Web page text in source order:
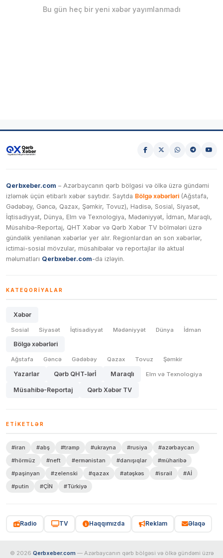
Bu gün heç bir yeni xəbər yayımlanmadı
Qerbxeber.com – Azərbaycanın qərb bölgəsi və ölkə üzrə gündəmi
izləmək üçün etibarlı xəbər saytıdır. Saytda Bölgə xəbərləri (Ağstafa,
Gədəbəy, Gəncə, Qazax, Şəmkir, Tovuz), Hadisə, Sosial, Siyasət,
İqtisadiyyat, Dünya, Elm və Texnologiya, Mədəniyyət, İdman, Maraqlı,
Müsahibə-Reportaj, QHT Xəbər və Qərb Xəbər TV bölmələri üzrə
gündəlik yenilənən xəbərlər yer alır. Regionlardan ən son xəbərlər,
ictimai-sosial mövzular, müsahibələr və reportajlar ilə aktual
məlumatları Qerbxeber.com-da izləyin.
KATEQORIYALAR
Xəbər
Sosial Siyasət İqtisadiyyat Mədəniyyət Dünya İdman
Bölgə xəbərləri
Ağstafa Gəncə Gədəbəy Qazax Tovuz Şəmkir
Yazarlar Qərb QHT-lərİ Maraqlı Elm və Texnologiya
Müsahibə-Reportaj Qərb Xəbər TV
ETIKETLƏR
#iran #abş #tramp #ukrayna #rusiya
#azərbaycan
#hörmüz
#neft #ermənistan #danışıqlar
#müharibə
#paşinyan
#zelenski #qazax #atəşkəs #israil
#Aİ
#putin
#ÇİN #Türkiyə
Radio TV Haqqımızda Reklam Əlaqə
© 2026 Qerbxeber.com — Azərbaycanın qərb bölgəsi və ölkə gündəmi üzrə